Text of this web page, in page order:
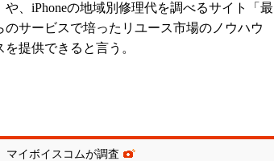
、iPhoneの地域別修理代を調べるサイト「最
サービスで培ったリユース市場のノウハウ
提供できると言う。
イボイスコムが調査